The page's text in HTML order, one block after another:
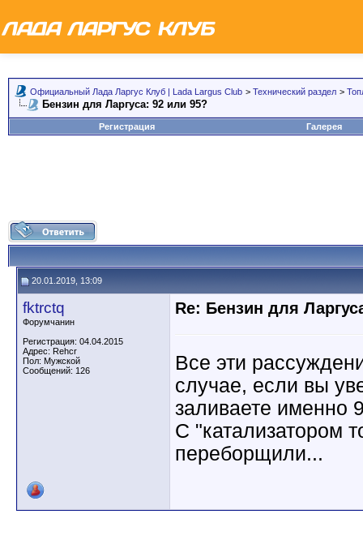
Официальный Лада Ларгус Клуб | Lada Largus Club > Технический раздел >
Бензин для Ларгуса: 92 или 95?
Регистрация Галерея
20.01.2019, 13:09
fktrctq
Форумчанин
Регистрация: 04.04.2015
Адрес: Rehcr
Пол: Мужской
Сообщений: 126
Re: Бензин для
Все эти
случае, если вы
заливаете именно
С "катализатором
переборщили...